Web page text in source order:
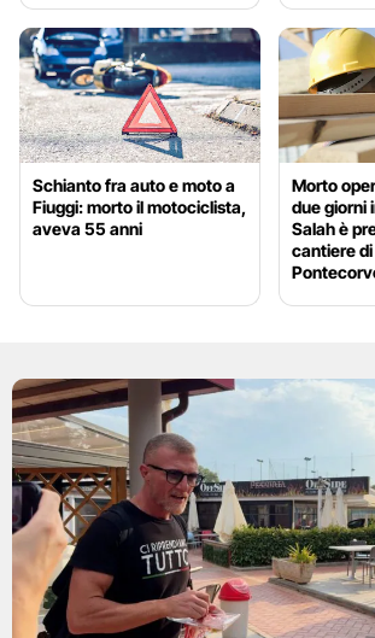
Schianto fra auto e moto a
Fiuggi: morto il motociclista,
aveva 55 anni
Morto
due giorni
Salah è
cantiere